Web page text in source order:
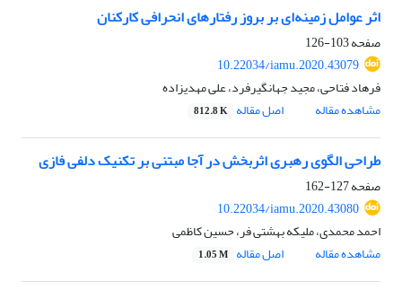
اثر عوامل زمینه‌ای بر بروز رفتارهای انحرافی کارکنان
صفحه103-126
10.22034/iamu.2020.43079
فرهاد فتاحی، مجید جهانگیرفرد، علی مهدیزاده
مشاهده مقاله
اصل مقاله 812.8 K
طراحی الگوی رهبری اثربخش در آجا مبتنی بر تکنیک دلفی فازی
صفحه127-162
10.22034/iamu.2020.43080
احمد محمدی، ملیکه بهشتی فر، حسین کاظمی
مشاهده مقاله
اصل مقاله 1.05 M